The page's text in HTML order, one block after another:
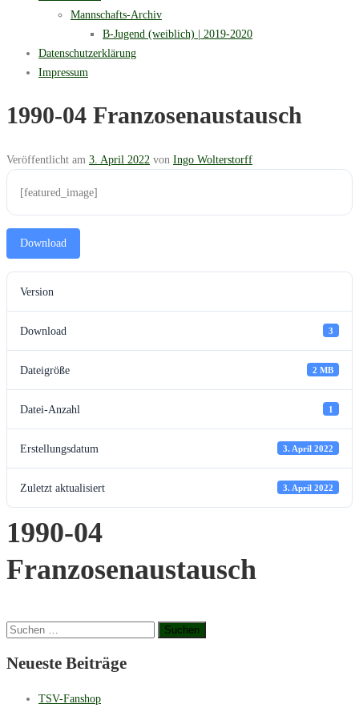
Mannschafts-Archiv
B-Jugend (weiblich) | 2019-2020
Datenschutzerklärung
Impressum
1990-04 Franzosenaustausch
Veröffentlicht am 3. April 2022 von Ingo Wolterstorff
[featured_image]
Download
Version
Download 3
Dateigröße 2 MB
Datei-Anzahl 1
Erstellungsdatum 3. April 2022
Zuletzt aktualisiert 3. April 2022
1990-04
Franzosenaustausch
Suchen
Neueste Beiträge
TSV-Fanshop